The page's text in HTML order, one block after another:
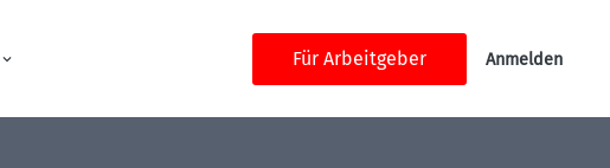
Für Arbeitgeber Anmelden